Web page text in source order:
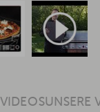
VIDEOSUNSERE